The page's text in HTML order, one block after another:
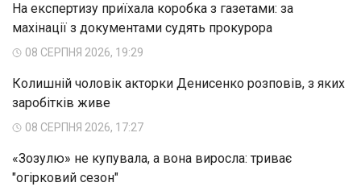
На експертизу приїхала коробка з газетами: за
махінації з документами судять прокурора
08 СЕРПНЯ 2026, 19:29
Колишній чоловік акторки Денисенко розповів, з яких
заробітків живе
08 СЕРПНЯ 2026, 17:27
«Зозулю» не купувала, а вона виросла: триває
"огірковий сезон"